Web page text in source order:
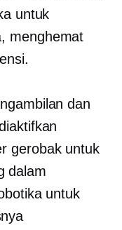
untuk
menghemat
dan
gerobak untuk
dalam
untuk